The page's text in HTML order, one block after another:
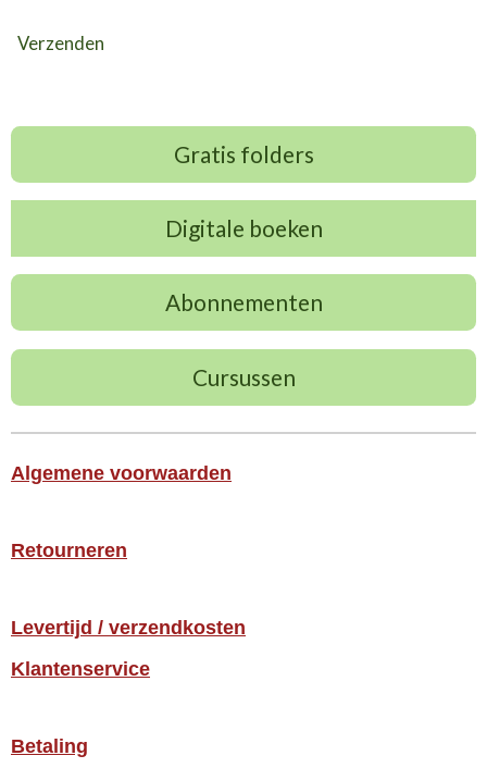
Verzenden
Gratis folders
Digitale boeken
Abonnementen
Cursussen
Algemene voorwaarden
Retourneren
Levertijd / verzendkosten
Klantenservice
Betaling